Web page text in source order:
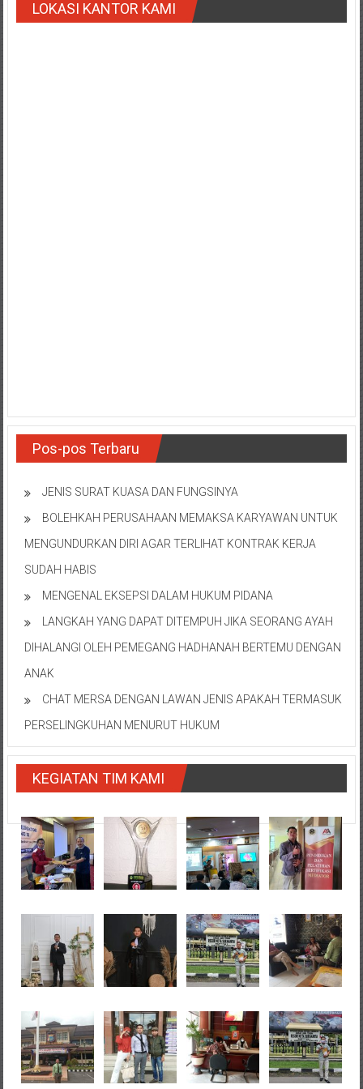
Payakumbung/
Kalimantan
Barat/
Kalimantan
Kalimantan
Selatan/
Samarinda/Jawa
jawa
Timur/
Terdekat
LOKASI KANTOR KAMI
Pos-pos Terbaru
JENIS SURAT KUASA DAN FUNGSINYA
BOLEHKAH PERUSAHAAN MEMAKSA KARYAWAN UNTUK
MENGUNDURKAN DIRI AGAR TERLIHAT KONTRAK KERJA
SUDAH HABIS
MENGENAL EKSEPSI DALAM HUKUM PIDANA
LANGKAH YANG DAPAT DITEMPUH JIKA SEORANG AYAH
DIHALANGI OLEH PEMEGANG HADHANAH BERTEMU DENGAN
ANAK
CHAT MERSA DENGAN LAWAN JENIS APAKAH TERMASUK
PERSELINGKUHAN MENURUT HUKUM
KEGIATAN TIM KAMI